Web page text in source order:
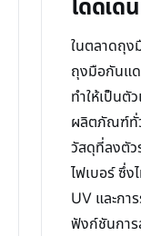
โดดเด่น
ในตลาดถุง
ถุงมือกันแ
ทำให้เป็นตั
ผลิตภัณฑ์ทั่
วัสดุที่ลงตัว
ไฟเบอร์ ซึ่
UV และกา
ฟังก์ชันการ